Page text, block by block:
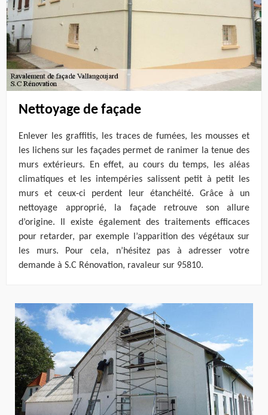
Nettoyage de façade
Enlever les graffitis, les traces de fumées, les mousses et
les lichens sur les façades permet de ranimer la tenue des
murs extérieurs. En effet, au cours du temps, les aléas
climatiques et les intempéries salissent petit à petit les
murs et ceux-ci perdent leur étanchéité. Grâce à un
nettoyage approprié, la façade retrouve son allure
d’origine. Il existe également des traitements efficaces
pour retarder, par exemple l’apparition des végétaux sur
les murs. Pour cela, n’hésitez pas à adresser votre
demande à S.C Rénovation, ravaleur sur 95810.